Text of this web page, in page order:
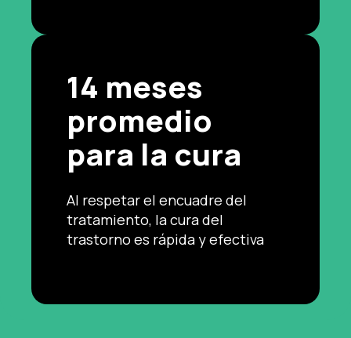
14 meses
promedio
para la cura
Al respetar el encuadre del
tratamiento, la cura del
trastorno es rápida y efectiva